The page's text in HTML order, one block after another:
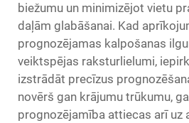
biežumu un minimizējot vietu
daļām glabāšanai. Kad
prognozējamas kalpošanas
veiktspējas raksturlielumi,
izstrādāt precīzus
novērš gan krājumu trūkumu,
prognozējamība attiecas arī uz